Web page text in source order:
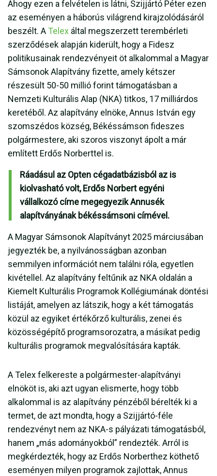
Ahogy ezen a felvételen is látni, Szijjártó Péter ezen
az eseményen a háborús világrend kirajzolódásáról
beszélt. A Telex által megszerzett terembérleti
szerződések alapján kiderült, hogy a Fidesz
politikusainak rendezvényeit öt alkalommal a Magyar
Sámsonok Alapítvány fizette, amely kétszer
részesült 50-50 millió forint támogatásban a
Nemzeti Kulturális Alap (NKA) titkos, 17 milliárdos
keretéből. Az alapítvány elnöke, Annus István egy
szomszédos község, Békéssámson fideszes
polgármestere, aki szoros viszonyt ápolt a már
említett Erdős Norberttel is.
Ráadásul az Opten cégadatbázisból az is
kiolvasható volt, Erdős Norbert egyéni
vállalkozó címe megegyezik Annusék
alapítványának békéssámsoni címével.
A Magyar Sámsonok Alapítványt 2025 márciusában
jegyezték be, a nyilvánosságban azonban
semmilyen információt nem találni róla, egyetlen
kivétellel. Az alapítvány feltűnik az NKA oldalán a
Kiemelt Kulturális Programok Kollégiumának döntési
listáját, amelyen az látszik, hogy a két támogatás
közül az egyiket értékőrző kulturális, zenei és
közösségépítő programsorozatra, a másikat pedig
kulturális programok megvalósítására kapták.
A Telex felkereste a polgármester-alapítványi
elnököt is, aki azt ugyan elismerte, hogy több
alkalommal is az alapítvány pénzéből bérelték ki a
termet, de azt mondta, hogy a Szijjártó-féle
rendezvényt nem az NKA-s pályázati támogatásból,
hanem „más adományokból” rendezték. Arról is
megkérdezték, hogy az Erdős Norberthez köthető
eseményen milyen programok zajlottak, Annus